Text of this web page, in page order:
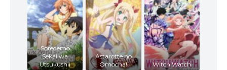
Soredemo
Sekai wa
Utsukushii
Astarotte no
Omocha!
Witch Watch